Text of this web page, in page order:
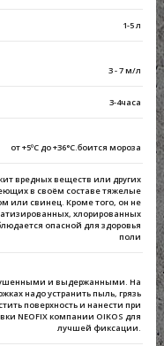
1-5 л
3 - 7 м/л
3-4часа
от +5ºС до +36°С.боится мороза
вредных веществ или других
в своём составе тяжелые
или свинец. Кроме того, он не
хлорированных
опасной для здоровья
поли
и выдержанными. На
надо устранить пыль, грязь
поверхность и нанести при
NEOFIX компании OIKOS для
лучшей фиксации.